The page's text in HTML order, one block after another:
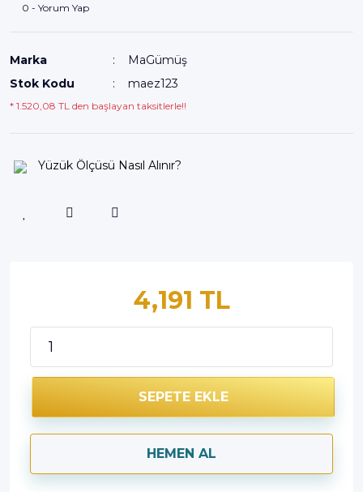
0 - Yorum Yap
Marka
MaGümüş
Stok Kodu
maez123
* 1.520,08 TL den başlayan taksitlerle!!
Yüzük Ölçüsü Nasıl Alınır?
4,191 TL
SEPETE EKLE
HEMEN AL